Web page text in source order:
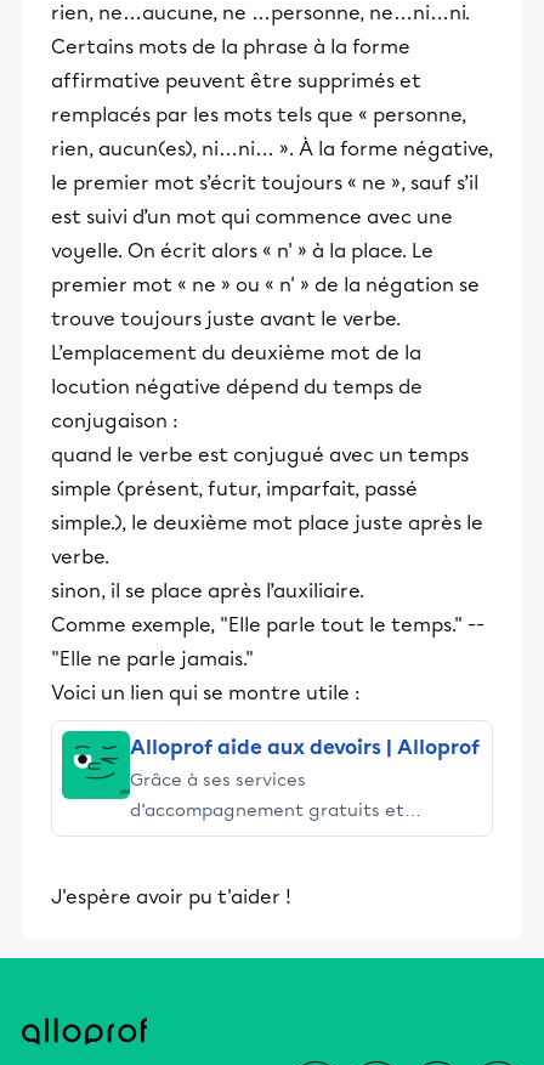
rien, ne…aucune, ne …personne, ne…ni…ni.
Certains mots de la phrase à la forme
affirmative peuvent être supprimés et
remplacés par les mots tels que « personne,
rien, aucun(es), ni…ni… ». À la forme négative,
le premier mot s’écrit toujours « ne », sauf s’il
est suivi d’un mot qui commence avec une
voyelle. On écrit alors « n' » à la place. Le
premier mot « ne » ou « n' » de la négation se
trouve toujours juste avant le verbe.
L’emplacement du deuxième mot de la
locution négative dépend du temps de
conjugaison :
quand le verbe est conjugué avec un temps
simple (présent, futur, imparfait, passé
simple.), le deuxième mot place juste après le
verbe.
sinon, il se place après l’auxiliaire.
Comme exemple, "Elle parle tout le temps." --
"Elle ne parle jamais."
Voici un lien qui se montre utile :
Alloprof aide aux devoirs | Alloprof
Grâce à ses services
d’accompagnement gratuits et
stimulants, Alloprof engage les élèves
éducative.
J'espère avoir pu t'aider !